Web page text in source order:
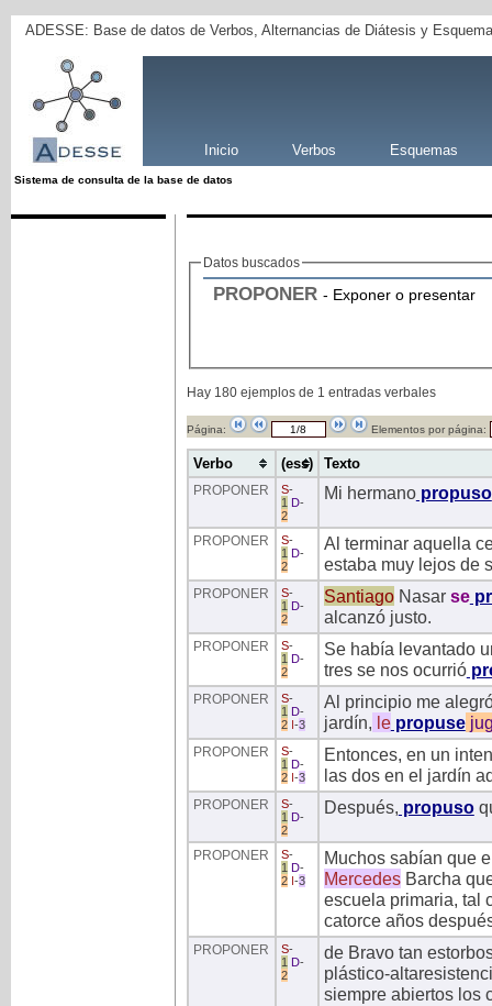
ADESSE: Base de datos de Verbos, Alternancias de Diátesis y
Inicio Verbos Esquemas
Sistema de consulta de la base de datos
Datos buscados
PROPONER - Exponer o presentar
Hay 180 ejemplos de 1 entradas verbales
Página: Elementos por página:
Verbo (ess) Texto
PROPONER S-
1
D-
2
Mi hermanopropuso
PROPONER S-
1
D-
2
Al terminar aquella
estaba muy lejos de
PROPONER S-
1
D-
2
SantiagoNasarse
alcanzó justo.
PROPONER S-
1
D-
2
Se había levantado
tres se nos ocurrió
PROPONER S-
1
D-
2 -3
Al principio me
jardín, lepropuse
PROPONER S-
1
D-
2 -3
Entonces, en un
las dos en el jardín
PROPONER S-
1
D-
2
Después, propuso
PROPONER S-
1
D-
2 -3
Muchos sabían que
MercedesBarcha
escuela primaria, tal
catorce años
PROPONER S-
1
D-
2
de Bravo tan
plástico-
siempre abiertos los